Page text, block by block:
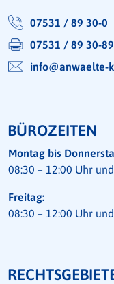
07531 / 89 30-0
07531 / 89 30-89
info@anwaelte-
BÜROZEITEN
Montag bis
08:30 – 12:00 Uhr
Freitag:
08:30 – 12:00 Uhr